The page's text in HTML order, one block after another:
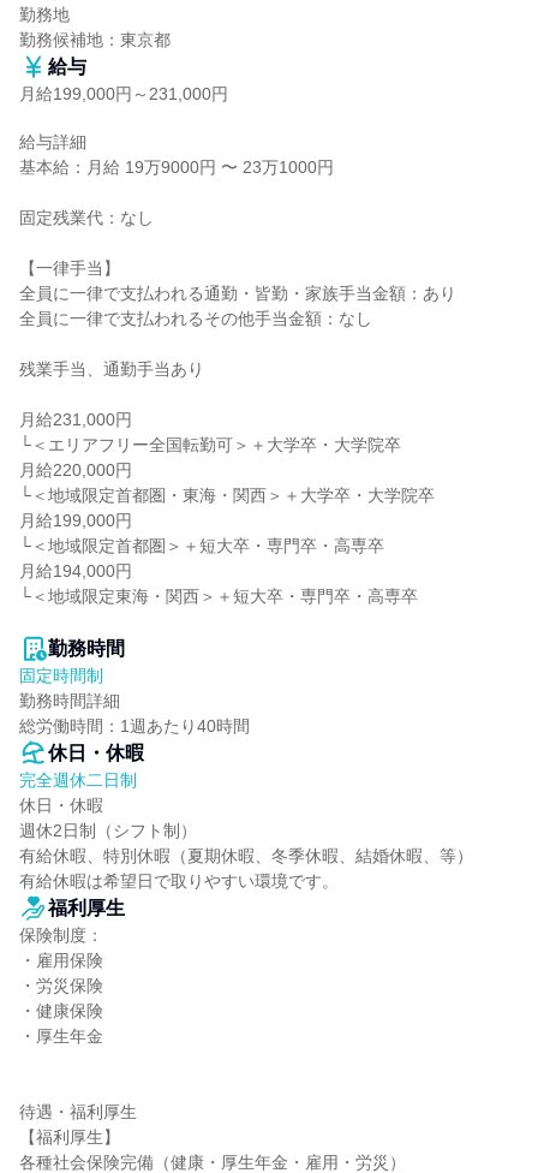
勤務地
勤務候補地：東京都
給与
月給199,000円～231,000円
給与詳細
基本給：月給 19万9000円 〜 23万1000円
固定残業代：なし
【一律手当】
全員に一律で支払われる通勤・皆勤・家族手当金額：あり
全員に一律で支払われるその他手当金額：なし
残業手当、通勤手当あり
月給231,000円
└＜エリアフリー全国転勤可＞＋大学卒・大学院卒
月給220,000円
└＜地域限定首都圏・東海・関西＞＋大学卒・大学院卒
月給199,000円
└＜地域限定首都圏＞＋短大卒・専門卒・高専卒
月給194,000円
└＜地域限定東海・関西＞＋短大卒・専門卒・高専卒
勤務時間
固定時間制
勤務時間詳細
総労働時間：1週あたり40時間
休日・休暇
完全週休二日制
休日・休暇
週休2日制（シフト制）
有給休暇、特別休暇（夏期休暇、冬季休暇、結婚休暇、等）
有給休暇は希望日で取りやすい環境です。
福利厚生
保険制度：
・雇用保険
・労災保険
・健康保険
・厚生年金
待遇・福利厚生
【福利厚生】
各種社会保険完備（健康・厚生年金・雇用・労災）